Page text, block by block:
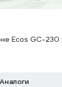
Ecos GC-230
Аналоги